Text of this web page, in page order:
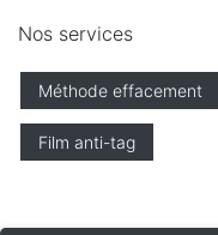
Nos services
Méthode effacement
Film anti-tag